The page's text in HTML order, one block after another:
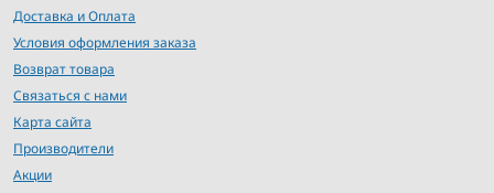
Доставка и Оплата
Условия оформления заказа
Возврат товара
Связаться с нами
Карта сайта
Производители
Акции